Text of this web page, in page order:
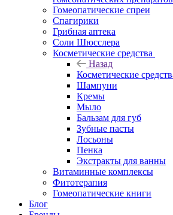
Гомеопатические спреи
Спагирики
Грибная аптека
Соли Шюсслера
Косметические средства
Назад
Косметические
Шампуни
Кремы
Мыло
Бальзам для губ
Зубные пасты
Лосьоны
Пенка
Экстракты для ванны
Витаминные комплексы
Фитотерапия
Гомеопатические книги
Блог